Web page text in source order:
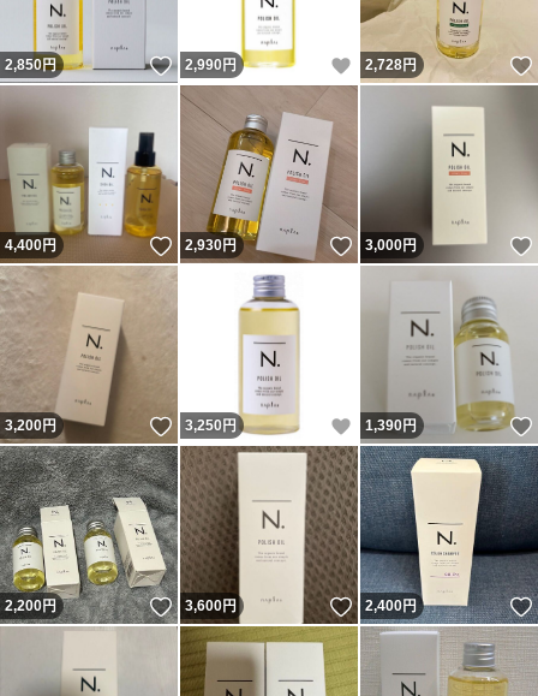
2,850円 いいね！
2,990 円 いいね！
2,728円
4,400円 いいね！
2,930円 いいね！
3,000円
3,200円 いいね！
3,250 円 いいね！
1,390円
2,200円 いいね！
3,600円 いいね！
2,400円